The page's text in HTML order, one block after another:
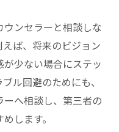
ンセラーと相談しな
ば、将来のビジョン
少ない場合にステッ
ル回避のためにも、
へ相談し、第三者の
します。